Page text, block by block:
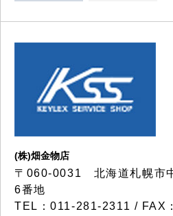
(株)畑金物店
〒060-0031 北海道札幌市
6番地
TEL：011-281-2311 / FAX